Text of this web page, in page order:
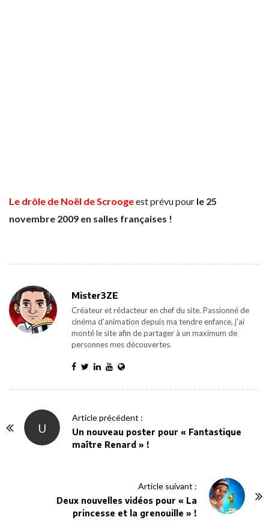
Le drôle de Noël de Scroogeest prévu pour le 25
novembre 2009 en salles françaises !
Mister3ZE
Créateur et rédacteur en chef du site. Passionné de
cinéma d'animation depuis ma tendre enfance, j'ai
monté le site afin de partager à un maximum de
personnes mes découvertes.
U
Article précédent :
Un nouveau poster pour « Fantastique
maître Renard » !
Article suivant :
Deux nouvelles vidéos pour « La
princesse et la grenouille » !